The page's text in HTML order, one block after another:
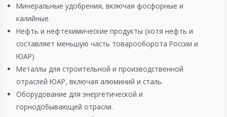
Минеральные удобрения, включая фосфорные и
калийные.
Нефть и нефтехимические продукты (хотя нефть и
составляет меньшую часть товарооборота России и
ЮАР)
Металлы для строительной и производственной
отраслей ЮАР​, включая алюминий и сталь.
Оборудование для энергетической и
горнодобывающей отрасли.